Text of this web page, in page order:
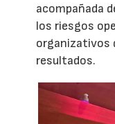
acompañada
los riesgos
organizativos
resultados.